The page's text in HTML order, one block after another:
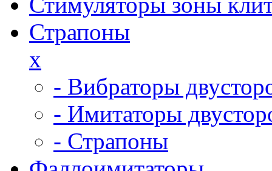
Страпоны
x
- Вибраторы
- Имитаторы
- Страпоны